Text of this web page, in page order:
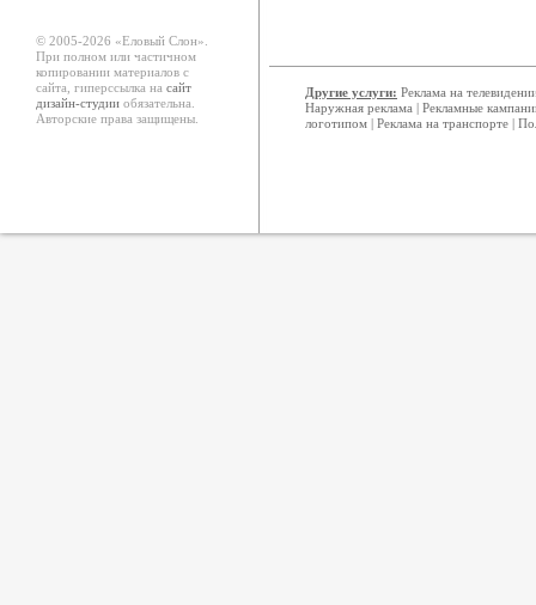
© 2005-2026 «Еловый Cлон».
При полном или частичном
копировании материалов с
сайта, гиперссылка на сайт
дизайн-студии обязательна.
Авторские права защищены.
Другие услуги: Реклама на
Наружная реклама | Рекламные
логотипом | Реклама на транспорте |